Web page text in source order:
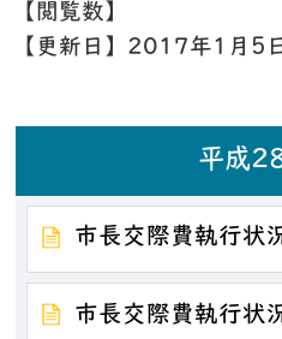
【閲覧数】
【更新日】 2017年1月5
平成
市長交際費執行状
市長交際費執行状